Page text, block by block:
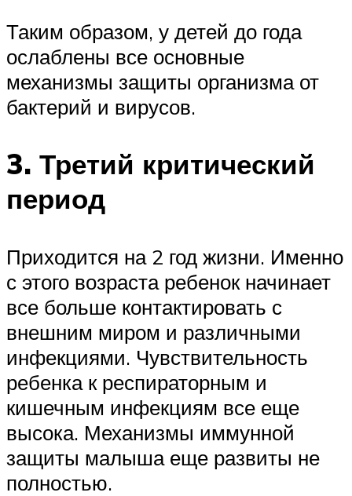
Таким образом, у детей до года
ослаблены все основные
механизмы защиты организма от
бактерий и вирусов.
3. Третий критический
период
Приходится на 2 год жизни. Именно
с этого возраста ребенок начинает
все больше контактировать с
внешним миром и различными
инфекциями. Чувствительность
ребенка к респираторным и
кишечным инфекциям все еще
высока. Механизмы иммунной
защиты малыша еще развиты не
полностью.